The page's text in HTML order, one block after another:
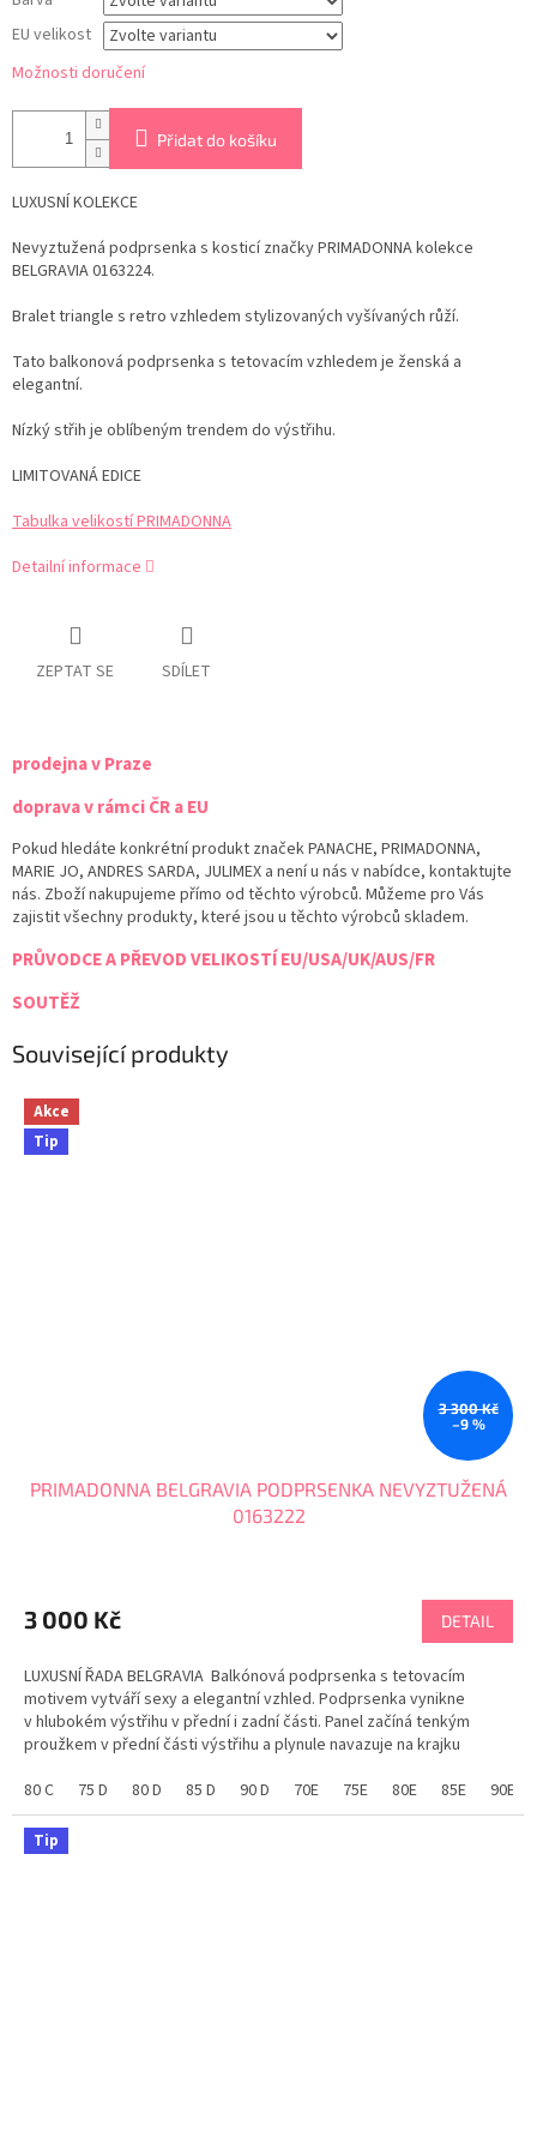
EU velikost
Možnosti doručení
Přidat do košíku
LUXUSNÍ KOLEKCE
Nevyztužená podprsenka s kosticí značky PRIMADONNA kolekce
BELGRAVIA 0163224.
Bralet triangle s retro vzhledem stylizovaných vyšívaných růží.
Tato balkonová podprsenka s tetovacím vzhledem je ženská a
elegantní.
Nízký střih je oblíbeným trendem do výstřihu.
LIMITOVANÁ EDICE
Tabulka velikostí PRIMADONNA
Detailní informace
ZEPTAT SE SDÍLET
prodejna v Praze
doprava v rámci ČR a EU
Pokud hledáte konkrétní produkt značek PANACHE, PRIMADONNA,
MARIE JO, ANDRES SARDA, JULIMEX a není u nás v nabídce, kontaktujte
nás. Zboží nakupujeme přímo od těchto výrobců. Můžeme pro Vás
zajistit všechny produkty, které jsou u těchto výrobců skladem.
PRŮVODCE A PŘEVOD VELIKOSTÍ EU/USA/UK/AUS/FR
SOUTĚŽ
Související produkty
Akce
Tip
3 300 Kč
–9 %
PRIMADONNA BELGRAVIA PODPRSENKA NEVYZTUŽENÁ
0163222
3 000 Kč DETAIL
LUXUSNÍ ŘADA BELGRAVIA Balkónová podprsenka s tetovacím
motivem vytváří sexy a elegantní vzhled. Podprsenka vynikne
v hlubokém výstřihu v přední i zadní části. Panel začíná tenkým
proužkem v přední části výstřihu a plynule navazuje na krajku
80 C
75 D 80 D 85 D 90 D 70E 75E 80E 85E 90E
Tip